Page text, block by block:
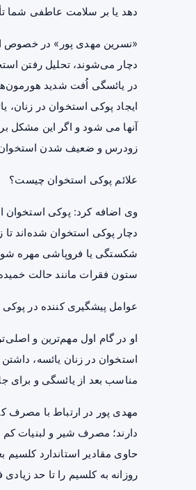
دهد یا بر سلامت عاطفی شما تأثیر بگذارد؛
«نسرین مهدی پور» در خصوص
دچار می‌شوند، تحلیل رفتن
در یائسگی اُفت شدید هورمون‌ها
ایجاد پوکی استخوان در
آنها می شود و اگر این مشکل
زودرس و ضعیف شدن
علائم پوکی استخوان چیست؟
وی اضافه کرد: پوکی استخوان
دچار پوکی استخوان شده‌اند
شکستگی یا فروپاشی مهره
ستون فقرات مانند حالت
عوامل پیشگیری کننده در
او در گام اول مهم‌ترین و
استخوان در زنان یائسه،
مناسب بعد از یائسگی و برای
دارند؛ مصرف شیر و لبنیات